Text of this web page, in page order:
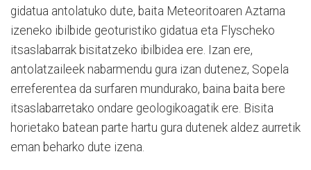
gidatua antolatuko dute, baita Meteoritoaren Aztarna
izeneko ibilbide geoturistiko gidatua eta Flyscheko
itsaslabarrak bisitatzeko ibilbidea ere. Izan ere,
antolatzaileek nabarmendu gura izan dutenez, Sopela
erreferentea da surfaren mundurako, baina baita bere
itsaslabarretako ondare geologikoagatik ere. Bisita
horietako batean parte hartu gura dutenek aldez aurretik
eman beharko dute izena.